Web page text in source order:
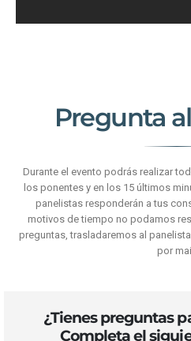
Pregunta
Durante el evento podrás realizar
los ponentes y en los 15 últimos
panelistas responderán a tus
motivos de tiempo no podamos
preguntas, trasladaremos al
por mail.
¿Tienes preguntas
Completa el